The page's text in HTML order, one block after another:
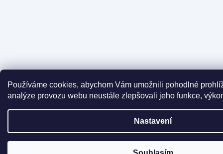
Používáme cookies, abychom Vám umožnili pohodlné
analýze provozu webu neustále zlepšovali jeho funkce,
Nastavení